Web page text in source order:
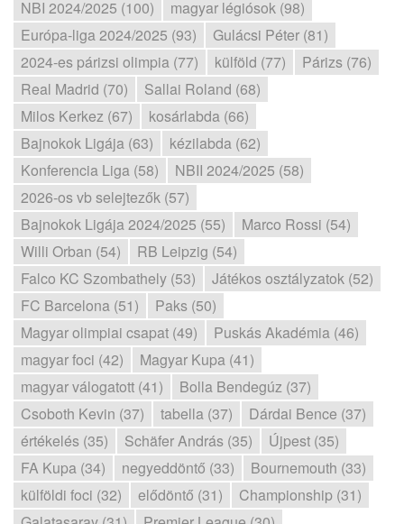
NBI 2024/2025 (100)
magyar légiósok (98)
Európa-liga 2024/2025 (93)
Gulácsi Péter (81)
2024-es párizsi olimpia (77)
külföld (77)
Párizs (76)
Real Madrid (70)
Sallai Roland (68)
Milos Kerkez (67)
kosárlabda (66)
Bajnokok Ligája (63)
kézilabda (62)
Konferencia Liga (58)
NBII 2024/2025 (58)
2026-os vb selejtezők (57)
Bajnokok Ligája 2024/2025 (55)
Marco Rossi (54)
Willi Orban (54)
RB Leipzig (54)
Falco KC Szombathely (53)
Játékos osztályzatok (52)
FC Barcelona (51)
Paks (50)
Magyar olimpiai csapat (49)
Puskás Akadémia (46)
magyar foci (42)
Magyar Kupa (41)
magyar válogatott (41)
Bolla Bendegúz (37)
Csoboth Kevin (37)
tabella (37)
Dárdai Bence (37)
értékelés (35)
Schäfer András (35)
Újpest (35)
FA Kupa (34)
negyeddöntő (33)
Bournemouth (33)
külföldi foci (32)
elődöntő (31)
Championship (31)